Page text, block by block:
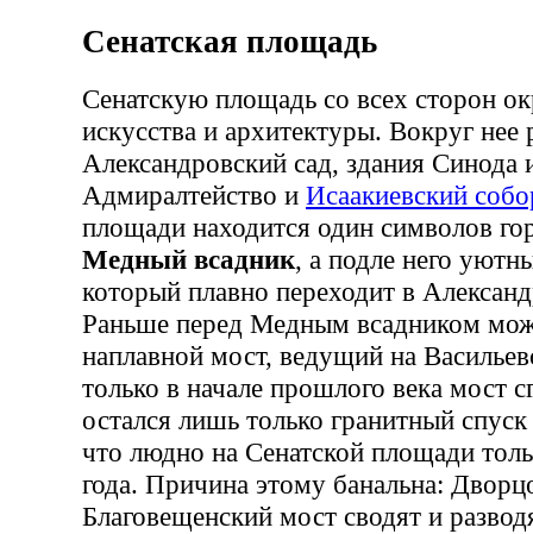
Сенатская площадь
Сенатскую площадь со всех сторон
искусства и архитектуры. Вокруг нее
Александровский сад, здания Синода
Адмиралтейство и Исаакиевский
площади находится один символов
Медный всадник, а подле него
который плавно переходит в
Раньше перед Медным всадником
наплавной мост, ведущий на
только в начале прошлого века мост
остался лишь только гранитный
что людно на Сенатской площади
года. Причина этому банальна:
Благовещенский мост сводят и